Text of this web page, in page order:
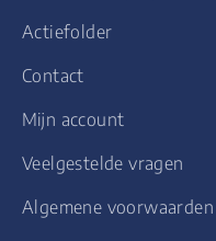
Actiefolder
Contact
Mijn account
Veelgestelde vragen
Algemene voorwaarden